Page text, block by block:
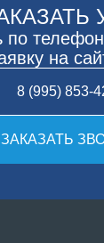
по
на
8 (995) 853-
ЗАКАЗАТЬ